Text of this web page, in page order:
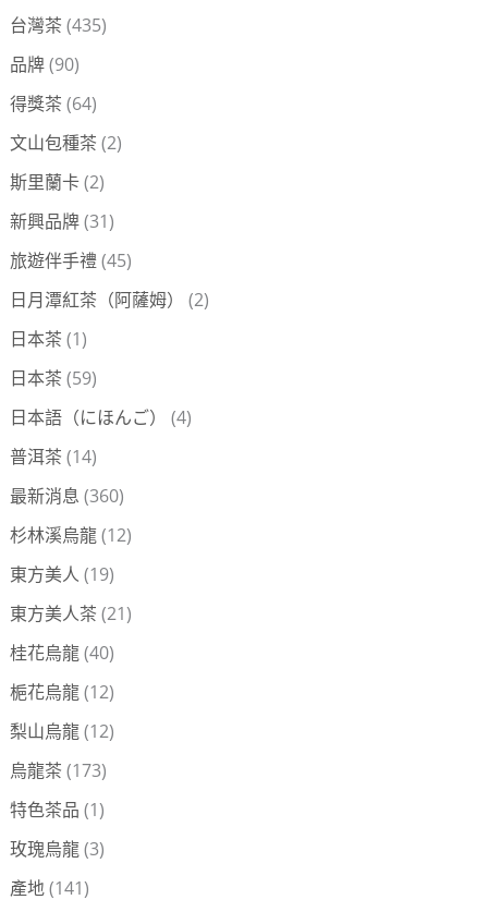
台灣茶 (435)
品牌(90)
得獎茶 (64)
文山包種茶 (2)
斯里蘭卡(2)
新興品牌(31)
旅遊伴手禮(45)
日月潭紅茶（阿薩姆）
(2)
日本茶 (1)
日本茶 (59)
日本語（にほんご）
(4)
普洱茶 (14)
最新消息 (360)
杉林溪烏龍(12)
東方美人 (19)
東方美人茶 (21)
桂花烏龍(40)
梔花烏龍(12)
梨山烏龍(12)
烏龍茶 (173)
特色茶品 (1)
玫瑰烏龍(3)
產地(141)